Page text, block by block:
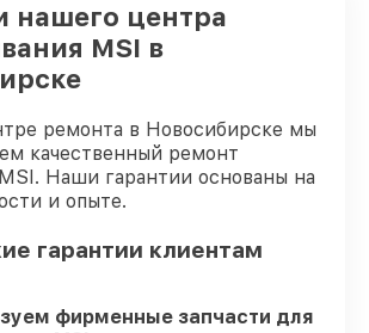
нашего центра
MSI в
ремонта в Новосибирске мы
качественный ремонт
Наши гарантии основаны на
и опыте.
гарантии клиентам
фирменные запчасти для